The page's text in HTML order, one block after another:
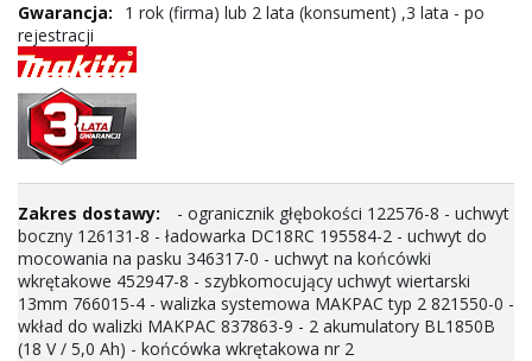
1 rok (firma) lub 2 lata (konsument) ,3 lata - po
rejestracji
- ogranicznik głębokości 122576-8 - uchwyt
boczny 126131-8 - ładowarka DC18RC 195584-2 - uchwyt do
mocowania na pasku 346317-0 - uchwyt na końcówki
wkrętakowe 452947-8 - szybkomocujący uchwyt wiertarski
13mm 766015-4 - walizka systemowa MAKPAC typ 2 821550-0 -
wkład do walizki MAKPAC 837863-9 - 2 akumulatory BL1850B
(18 V / 5,0 Ah) - końcówka wkrętakowa nr 2